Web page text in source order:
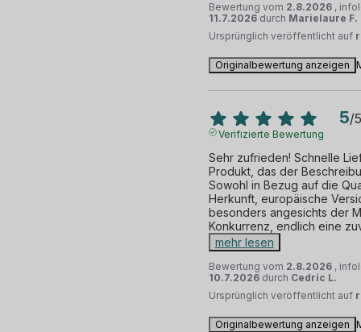
Bewertung vom 2.8.2026 ,
11.7.2026 durch Marielaure F.
Ursprünglich veröffentlicht auf
Originalbewertung anzeigen
5/5
Verifizierte Bewertung
Sehr zufrieden! Schnelle
Produkt, das der
Sowohl in Bezug auf die
Herkunft, europäische
besonders angesichts der
Konkurrenz, endlich eine
mehr lesen
Bewertung vom 2.8.2026 ,
10.7.2026 durch Cedric L.
Ursprünglich veröffentlicht auf
Originalbewertung anzeigen